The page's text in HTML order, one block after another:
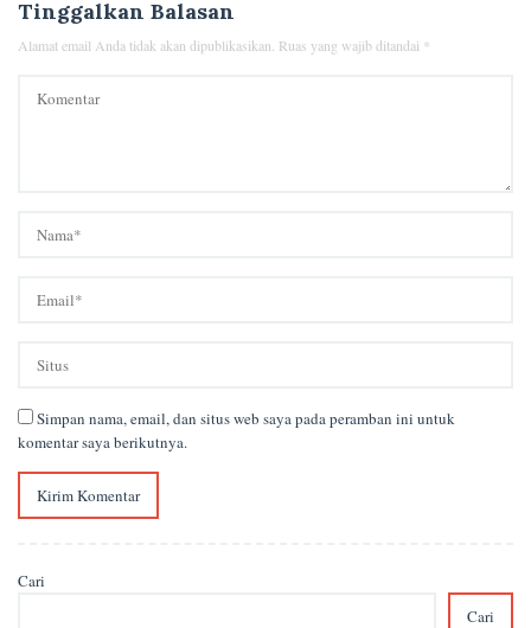
Tinggalkan Balasan
Alamat email Anda tidak akan dipublikasikan. Ruas yang wajib ditandai *
Simpan nama, email, dan situs web saya pada peramban ini untuk
komentar saya berikutnya.
Cari
Cari